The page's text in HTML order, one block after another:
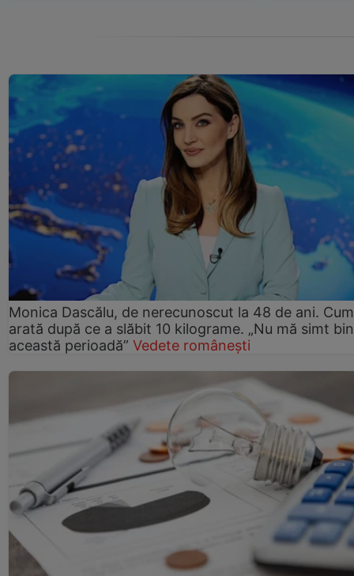
Monica Dascălu, de nerecunoscut la 48 de ani. Cum
arată după ce a slăbit 10 kilograme. „Nu mă simt
această perioadă” Vedete românești